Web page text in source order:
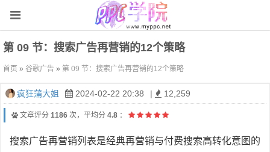
第 09 节：搜索广告再营销的12个策略
首页 » 谷歌广告 » 第 09 节：搜索广告再营销的12个策略
疯狂蒲大姐 2024-02-22 20:38 | 12,259
文章评分 1186 次，平均分 4.8 ：
搜索广告再营销列表是经典再营销与付费搜索高转化意图的